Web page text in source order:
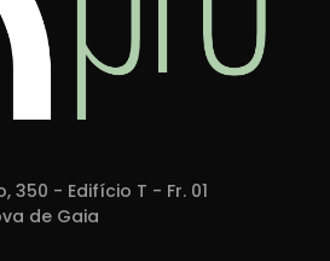
350 - Edifício T - Fr. 01
de Gaia